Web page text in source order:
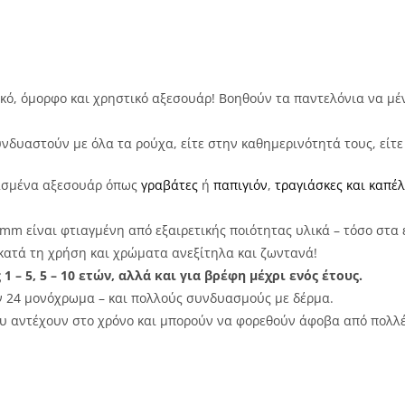
όμορφο και χρηστικό αξεσουάρ! Βοηθούν τα παντελόνια να
με όλα τα ρούχα, είτε στην καθημερινότητά τους,
αξεσουάρ όπως γραβάτες ή παπιγιόν, τραγιάσκες και
είναι φτιαγμένη από εξαιρετικής ποιότητας υλικά – τόσο
τη χρήση και χρώματα ανεξίτηλα και ζωντανά!
1 – 5, 5 – 10 ετών, αλλά και για βρέφη μέχρι ενός έτους.
24 μονόχρωμα – και πολλούς συνδυασμούς με δέρμα.
αντέχουν στο χρόνο και μπορούν να φορεθούν άφοβα από